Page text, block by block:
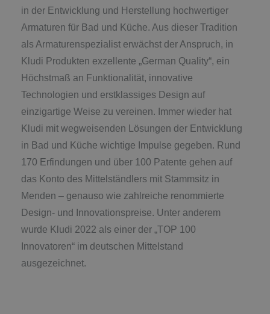
in der Entwicklung und Herstellung hochwertiger
Armaturen für Bad und Küche. Aus dieser Tradition
als Armaturenspezialist erwächst der Anspruch, in
Kludi Produkten exzellente „German Quality“, ein
Höchstmaß an Funktionalität, innovative
Technologien und erstklassiges Design auf
einzigartige Weise zu vereinen. Immer wieder hat
Kludi mit wegweisenden Lösungen der Entwicklung
in Bad und Küche wichtige Impulse gegeben. Rund
170 Erfindungen und über 100 Patente gehen auf
das Konto des Mittelständlers mit Stammsitz in
Menden – genauso wie zahlreiche renommierte
Design- und Innovationspreise. Unter anderem
wurde Kludi 2022 als einer der „TOP 100
Innovatoren“ im deutschen Mittelstand
ausgezeichnet.